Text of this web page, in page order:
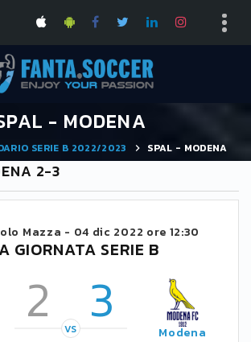
- MODENA
SERIE B 2022/2023 SPAL - MODENA
2-3
Mazza - 04 dic 2022 ore 12:30
GIORNATA SERIE B
2 3
VS Modena